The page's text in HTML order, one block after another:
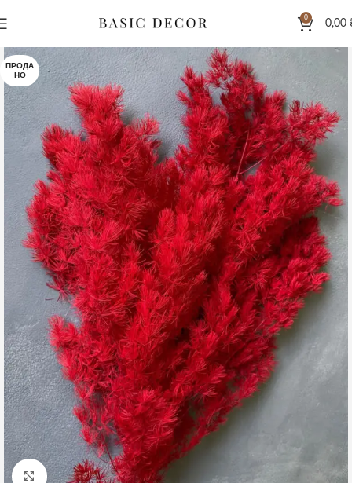
0
0,00
ПРОДА
НО
Клацніть, щоб збільшити